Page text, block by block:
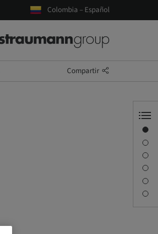
Colombia – Español
Compartir